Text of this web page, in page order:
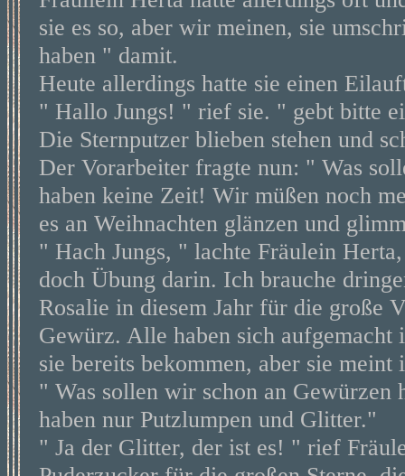
sie es so, aber wir meinen, sie
haben " damit.
Heute allerdings hatte sie einen
" Hallo Jungs! " rief sie. " gebt bitte
Die Sternputzer blieben stehen und
Der Vorarbeiter fragte nun: " Was
haben keine Zeit! Wir müßen noch
es an Weihnachten glänzen und
" Hach Jungs, " lachte Fräulein
doch Übung darin. Ich brauche
Rosalie in diesem Jahr für die große
Gewürz. Alle haben sich
sie bereits bekommen, aber sie
" Was sollen wir schon an
haben nur Putzlumpen und Glitter."
" Ja der Glitter, der ist es! " rief